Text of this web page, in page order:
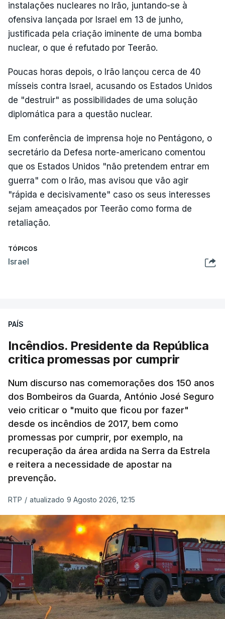
instalações nucleares no Irão, juntando-se à
ofensiva lançada por Israel em 13 de junho,
justificada pela criação iminente de uma bomba
nuclear, o que é refutado por Teerão.
Poucas horas depois, o Irão lançou cerca de 40
mísseis contra Israel, acusando os Estados Unidos
de "destruir" as possibilidades de uma solução
diplomática para a questão nuclear.
Em conferência de imprensa hoje no Pentágono, o
secretário da Defesa norte-americano comentou
que os Estados Unidos "não pretendem entrar em
guerra" com o Irão, mas avisou que vão agir
"rápida e decisivamente" caso os seus interesses
sejam ameaçados por Teerão como forma de
retaliação.
TÓPICOS
Israel
PAÍS
Incêndios. Presidente da República
critica promessas por cumprir
Num discurso nas comemorações dos 150 anos
dos Bombeiros da Guarda, António José Seguro
veio criticar o "muito que ficou por fazer"
desde os incêndios de 2017, bem como
promessas por cumprir, por exemplo, na
recuperação da área ardida na Serra da Estrela
e reitera a necessidade de apostar na
prevenção.
RTP / atualizado 9 Agosto 2026, 12:15